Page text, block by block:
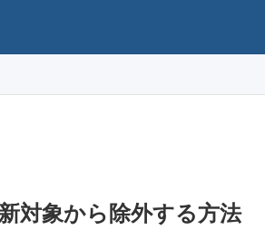
対象から除外する方法